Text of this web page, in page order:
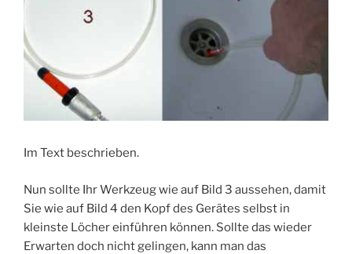
Im Text beschrieben.
Nun sollte Ihr Werkzeug wie auf Bild 3 aussehen, damit
Sie wie auf Bild 4 den Kopf des Gerätes selbst in
kleinste Löcher einführen können. Sollte das wieder
Erwarten doch nicht gelingen, kann man das